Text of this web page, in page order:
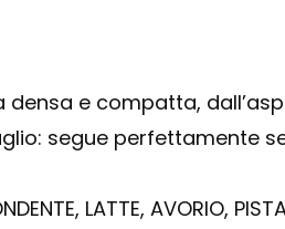
e compatta,
segue perfettamente
LATTE, AVORIO,